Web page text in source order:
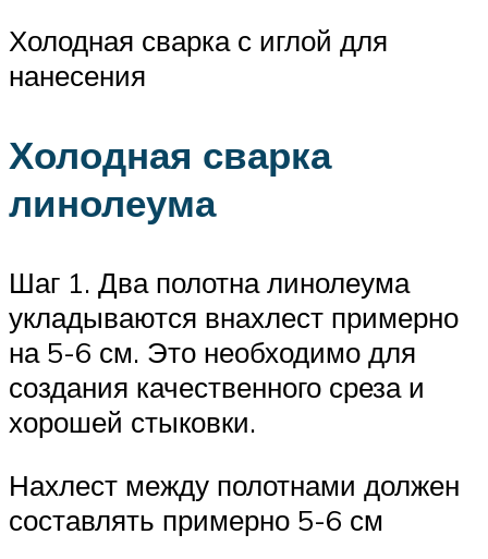
Холодная сварка с иглой для
нанесения
Холодная сварка
линолеума
Шаг 1. Два полотна линолеума
укладываются внахлест примерно
на 5-6 см. Это необходимо для
создания качественного среза и
хорошей стыковки.
Нахлест между полотнами должен
составлять примерно 5-6 см